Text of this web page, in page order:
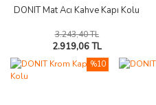
DONIT Mat Acı Kahve Kapı Kolu
3.243,40 TL
2.919,06 TL
%10